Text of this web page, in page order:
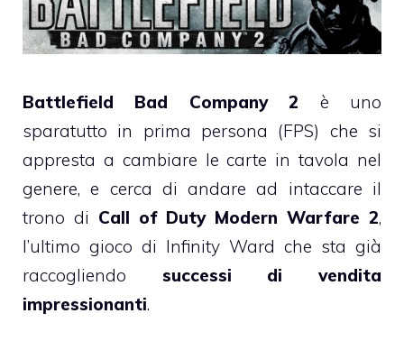
Battlefield Bad Company 2 è uno
sparatutto in prima persona (FPS) che si
appresta a cambiare le carte in tavola nel
genere, e cerca di andare ad intaccare il
trono di Call of Duty Modern Warfare 2,
l’ultimo gioco di Infinity Ward che sta già
raccogliendo successi di vendita
impressionanti.